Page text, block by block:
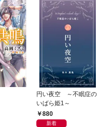
円い夜空 ～不眠症の
いばら姫1～
880
新着